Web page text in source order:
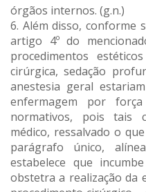
órgãos internos. (g.n.)
6. Além disso, conforme
artigo 4º do
procedimentos
cirúrgica, sedação
anestesia geral
enfermagem por
normativos, pois tais
médico, ressalvado o
parágrafo único,
estabelece que
obstetra a realização da